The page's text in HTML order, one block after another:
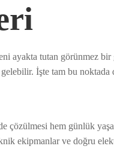
ayakta tutan görünmez
İşte tam bu noktada
çözülmesi hem günlük
ekipmanlar ve doğru